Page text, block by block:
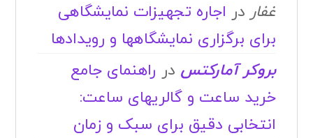
غفار در اجاره تجهیزات نمایشگاهی
برای برگزاری نمایشگاهها و رویدادها
بروکر آمارکتس در راهنمای جامع
خرید ساعت و گالریهای ساعت:
انتخابی دقیق برای سبک و زمان